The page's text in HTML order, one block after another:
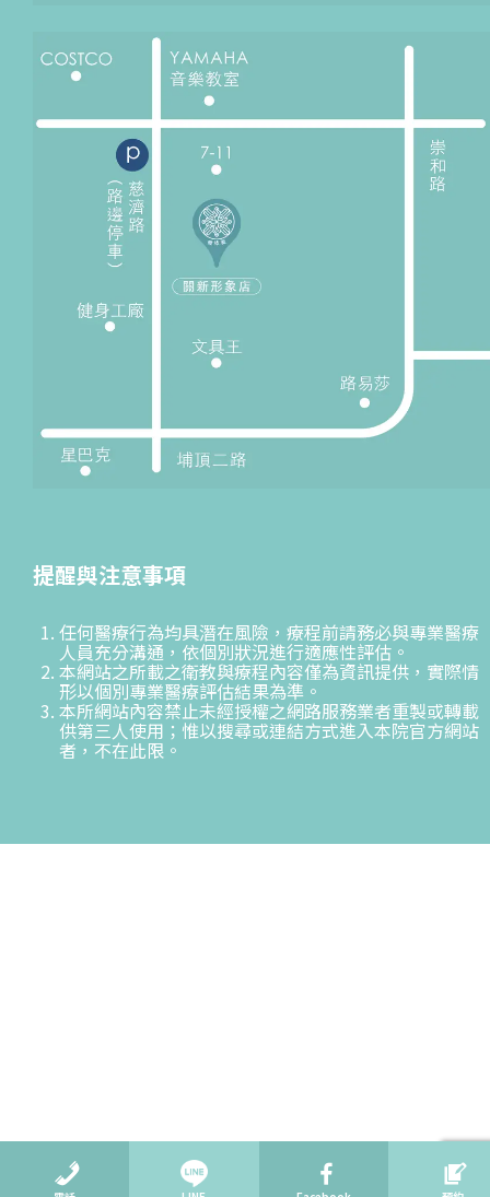
提醒與注意事項
任何醫療行為均具潛在風險，療程前請務必與專業醫療
人員充分溝通，依個別狀況進行適應性評估。
本網站之所載之衛教與療程內容僅為資訊提供，實際情
形以個別專業醫療評估結果為準。
本所網站內容禁止未經授權之網路服務業者重製或轉載
供第三人使用；惟以搜尋或連結方式進入本院官方網站
者，不在此限。